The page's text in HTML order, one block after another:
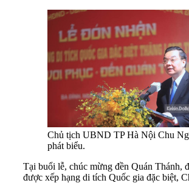
Chủ tịch UBND TP Hà Nội Chu
phát biểu.
Tại buổi lễ, chúc mừng đền Quán Thánh,
được xếp hạng di tích Quốc gia đặc biệt,